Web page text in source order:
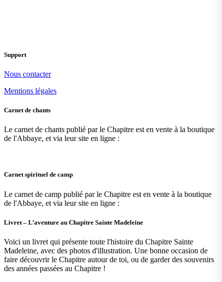
Support
Nous contacter
Mentions légales
Carnet de chants
Le carnet de chants publié par le Chapitre est en vente à la boutique
de l'Abbaye, et via leur site en ligne :
Carnet spirituel de camp
Le carnet de camp publié par le Chapitre est en vente à la boutique
de l'Abbaye, et via leur site en ligne :
Livret – L’aventure au Chapitre Sainte Madeleine
Voici un livret qui présente toute l'histoire du Chapitre Sainte
Madeleine, avec des photos d'illustration. Une bonne occasion de
faire découvrir le Chapitre autour de toi, ou de garder des souvenirs
des années passées au Chapitre !